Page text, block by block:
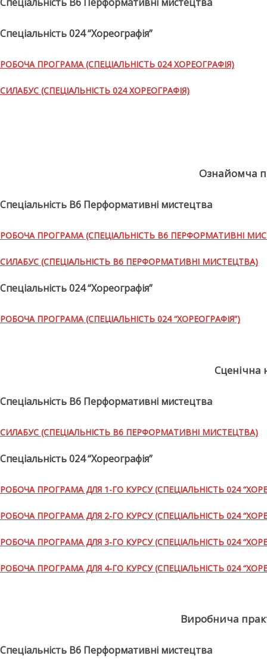
Спеціальність 024 “Хореографія”
РОБОЧА ПРОГРАМА (СПЕЦІАЛЬНІСТЬ 024 ХОРЕОГРАФІЯ)
СИЛАБУС (СПЕЦІАЛЬНІСТЬ 024 ХОРЕОГРАФІЯ)
Ознайомча
Спеціальність В6 Перформативні мистецтва
РОБОЧА ПРОГРАМА (СПЕЦІАЛЬНІСТЬ В6 ПЕРФОРМАТИВНІ
СИЛАБУС (СПЕЦІАЛЬНІСТЬ В6 ПЕРФОРМАТИВНІ МИСТЕЦТВА)
Спеціальність 024 “Хореографія”
РОБОЧА ПРОГРАМА (СПЕЦІАЛЬНІСТЬ 024 “ХОРЕОГРАФІЯ”)
Сценічна
Спеціальність В6 Перформативні мистецтва
СИЛАБУС (СПЕЦІАЛЬНІСТЬ В6 ПЕРФОРМАТИВНІ МИСТЕЦТВА)
Спеціальність 024 “Хореографія”
РОБОЧА ПРОГРАМА ДЛЯ 1-ГО КУРСУ (СПЕЦІАЛЬНІСТЬ 024
РОБОЧА ПРОГРАМА ДЛЯ 2-ГО КУРСУ (СПЕЦІАЛЬНІСТЬ 024
РОБОЧА ПРОГРАМА ДЛЯ 3-ГО КУРСУ (СПЕЦІАЛЬНІСТЬ 024
РОБОЧА ПРОГРАМА ДЛЯ 4-ГО КУРСУ (СПЕЦІАЛЬНІСТЬ 024
Виробнича
Спеціальність В6 Перформативні мистецтва